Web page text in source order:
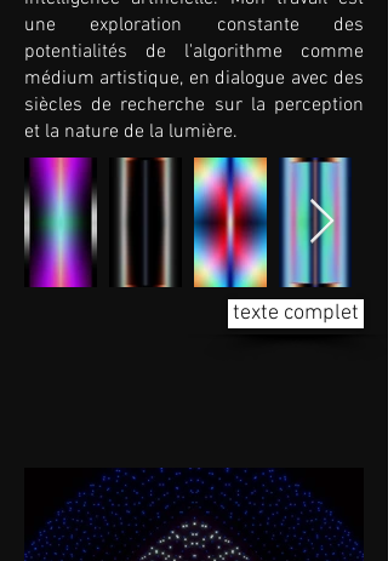
une exploration constante des
potentialités de l'algorithme comme
médium artistique, en dialogue avec des
siècles de recherche sur la perception
et la nature de la lumière.
texte complet